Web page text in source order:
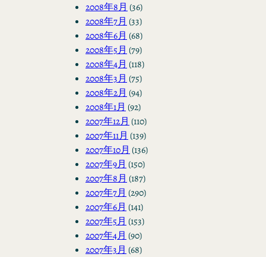
2008年8月 (36)
2008年7月 (33)
2008年6月 (68)
2008年5月 (79)
2008年4月 (118)
2008年3月 (75)
2008年2月 (94)
2008年1月 (92)
2007年12月 (110)
2007年11月 (139)
2007年10月 (136)
2007年9月 (150)
2007年8月 (187)
2007年7月 (290)
2007年6月 (141)
2007年5月 (153)
2007年4月 (90)
2007年3月 (68)